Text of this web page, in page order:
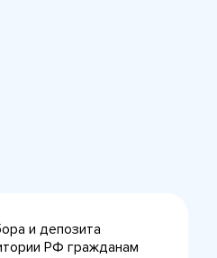
и депозита
РФ гражданам